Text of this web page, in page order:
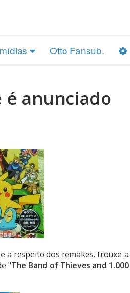
Otto Fansub.
é anunciado
a respeito dos remakes, trouxe a
"The Band of Thieves and 1.000